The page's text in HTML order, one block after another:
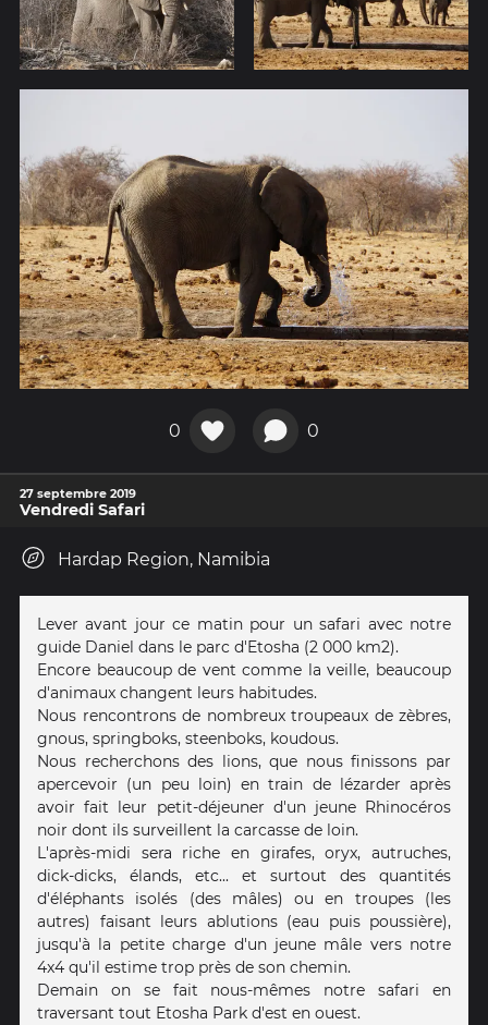
0 0
27 septembre 2019
Vendredi Safari
Hardap Region, Namibia
Lever avant jour ce matin pour un safari avec notre
guide Daniel dans le parc d'Etosha (2 000 km2).
Encore beaucoup de vent comme la veille, beaucoup
d'animaux changent leurs habitudes.
Nous rencontrons de nombreux troupeaux de zèbres,
gnous, springboks, steenboks, koudous.
Nous recherchons des lions, que nous finissons par
apercevoir (un peu loin) en train de lézarder après
avoir fait leur petit-déjeuner d'un jeune Rhinocéros
noir dont ils surveillent la carcasse de loin.
L'après-midi sera riche en girafes, oryx, autruches,
dick-dicks, élands, etc... et surtout des quantités
d'éléphants isolés (des mâles) ou en troupes (les
autres) faisant leurs ablutions (eau puis poussière),
jusqu'à la petite charge d'un jeune mâle vers notre
4x4 qu'il estime trop près de son chemin.
Demain on se fait nous-mêmes notre safari en
traversant tout Etosha Park d'est en ouest.